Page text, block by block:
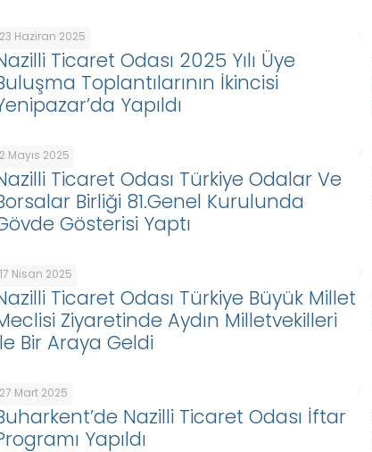
23 Haziran 2025
Ticaret Odası 2025 Yılı Üye
Toplantılarının İkincisi
Yapıldı
2 Mayıs 2025
Ticaret Odası Türkiye Odalar Ve
Birliği 81.Genel Kurulunda
Gösterisi Yaptı
17 Nisan 2025
Ticaret Odası Türkiye Büyük Millet
Ziyaretinde Aydın Milletvekilleri
Bir Araya Geldi
27 Mart 2025
Nazilli Ticaret Odası İftar
Yapıldı